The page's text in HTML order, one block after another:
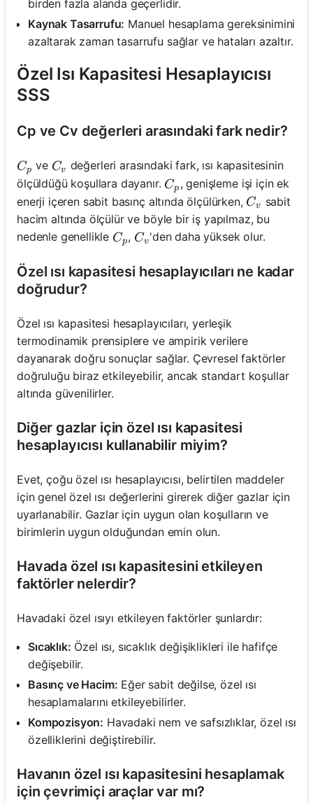
birden fazla alanda geçerlidir.
Kaynak Tasarrufu: Manuel hesaplama gereksinimini
azaltarak zaman tasarrufu sağlar ve hataları azaltır.
Özel Isı Kapasitesi Hesaplayıcısı
SSS
Cp ve Cv değerleri arasındaki fark nedir?
C_p
Cp ve C_v
Cv değerleri arasındaki fark, ısı kapasitesinin
ölçüldüğü koşullara dayanır. C_p
Cp , genişleme işi için ek
enerji içeren sabit basınç altında ölçülürken, C_v
Cv
sabit
hacim altında ölçülür ve böyle bir iş yapılmaz, bu
nedenle genellikle C_p
Cp, C_v
Cv'den daha yüksek olur.
Özel ısı kapasitesi hesaplayıcıları ne kadar
doğrudur?
Özel ısı kapasitesi hesaplayıcıları, yerleşik
termodinamik prensiplere ve ampirik verilere
dayanarak doğru sonuçlar sağlar. Çevresel faktörler
doğruluğu biraz etkileyebilir, ancak standart koşullar
altında güvenilirler.
Diğer gazlar için özel ısı kapasitesi
hesaplayıcısı kullanabilir miyim?
Evet, çoğu özel ısı hesaplayıcısı, belirtilen maddeler
için genel özel ısı değerlerini girerek diğer gazlar için
uyarlanabilir. Gazlar için uygun olan koşulların ve
birimlerin uygun olduğundan emin olun.
Havada özel ısı kapasitesini etkileyen
faktörler nelerdir?
Havadaki özel ısıyı etkileyen faktörler şunlardır:
Sıcaklık: Özel ısı, sıcaklık değişiklikleri ile hafifçe
değişebilir.
Basınç ve Hacim: Eğer sabit değilse, özel ısı
hesaplamalarını etkileyebilirler.
Kompozisyon: Havadaki nem ve safsızlıklar, özel ısı
özelliklerini değiştirebilir.
Havanın özel ısı kapasitesini hesaplamak
için çevrimiçi araçlar var mı?